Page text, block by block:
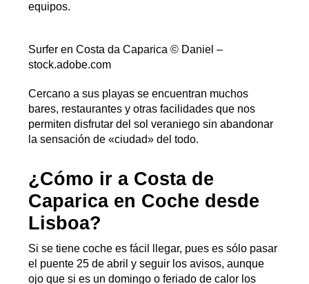
equipos.
Surfer en Costa da Caparica © Daniel –
stock.adobe.com
Cercano a sus playas se encuentran muchos
bares, restaurantes y otras facilidades que nos
permiten disfrutar del sol veraniego sin abandonar
la sensación de «ciudad» del todo.
¿Cómo ir a Costa de
Caparica en Coche desde
Lisboa?
Si se tiene coche es fácil llegar, pues es sólo pasar
el puente 25 de abril y seguir los avisos, aunque
ojo que si es un domingo o feriado de calor los